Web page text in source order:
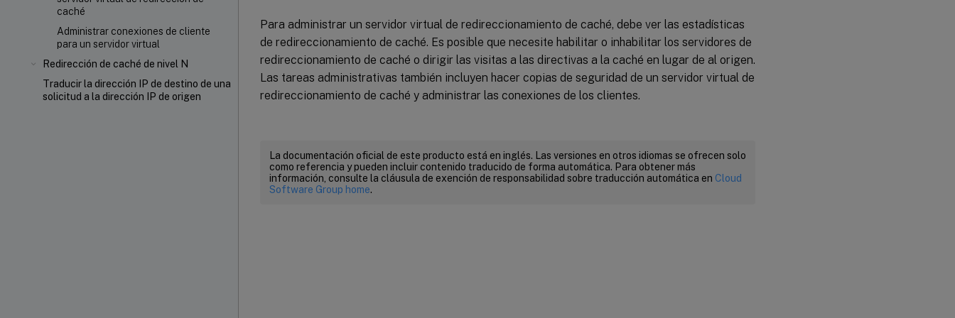
caché
Administrar conexiones de cliente
para un servidor virtual
Redirección de caché de nivel N
Traducir la dirección IP de destino de una
solicitud a la dirección IP de origen
Para administrar un servidor virtual de redireccionamiento de caché, debe ver las estadísticas
de redireccionamiento de caché. Es posible que necesite habilitar o inhabilitar los servidores de
redireccionamiento de caché o dirigir las visitas a las directivas a la caché en lugar de al origen.
Las tareas administrativas también incluyen hacer copias de seguridad de un servidor virtual de
redireccionamiento de caché y administrar las conexiones de los clientes.
La documentación oficial de este producto está en inglés. Las versiones en otros idiomas se ofrecen solo
como referencia y pueden incluir contenido traducido de forma automática. Para obtener más
información, consulte la cláusula de exención de responsabilidad sobre traducción automática en Cloud
Software Group home.